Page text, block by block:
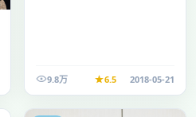
9.8万 6.5 2018-05-21